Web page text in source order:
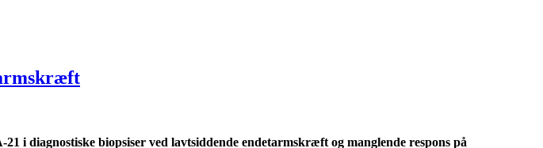
diagnostiske biopsiser ved lavtsiddende endetarmskræft og manglende respons på